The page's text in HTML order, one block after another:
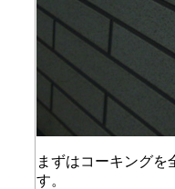
まずはコーキング
す。